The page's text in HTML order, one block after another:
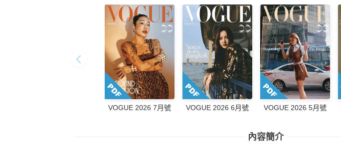
VOGUE 2026 7月號 VOGUE 2026 6月號 VOGUE 2026 5月號
內容簡介